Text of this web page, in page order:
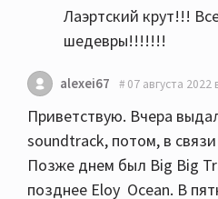
Лаэртский крут!!!
шедевры!!!!!!!
alexei67 07 августа 2022
Приветствую. Вчера
soundtrack, потом, в
Позже днем был Big Big
позднее Eloy Ocean. В